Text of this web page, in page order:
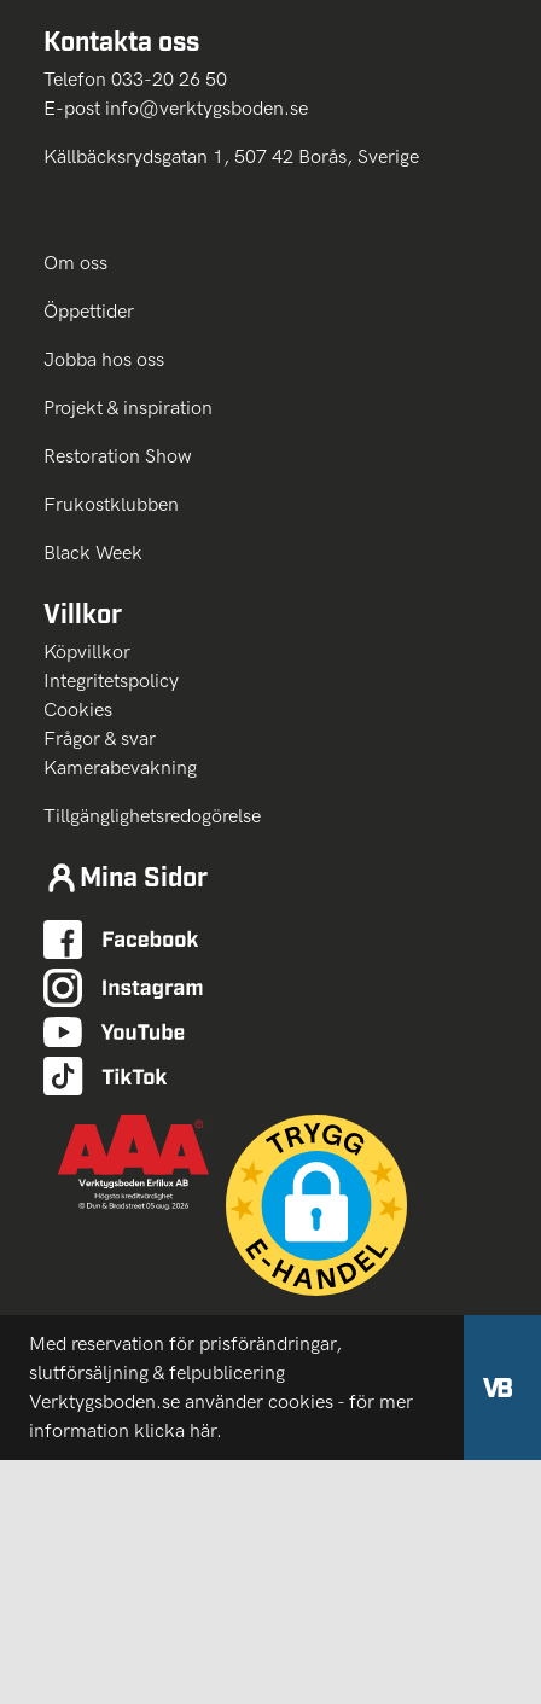
Kontakta oss
Telefon 033-20 26 50
E-post info@verktygsboden.se
Källbäcksrydsgatan 1, 507 42 Borås, Sverige
Om oss
Öppettider
Jobba hos oss
Projekt & inspiration
Restoration Show
Frukostklubben
Black Week
Villkor
Köpvillkor
Integritetspolicy
Cookies
Frågor & svar
Kamerabevakning
Tillgänglighetsredogörelse
Mina Sidor
Med reservation för prisförändringar,
slutförsäljning & felpublicering
Verktygsboden.se använder cookies - för mer
information klicka här.